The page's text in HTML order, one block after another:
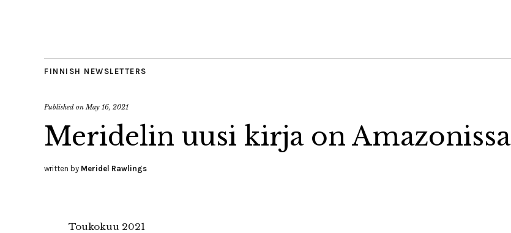
FINNISH NEWSLETTERS
Published onMay 16, 2021
Meridelin uusi kirja on Amazonissa
written by Meridel Rawlings
Toukokuu 2021